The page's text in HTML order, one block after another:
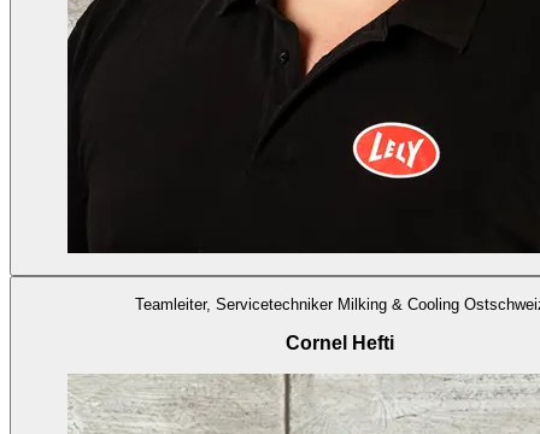
Teamleiter, Servicetechniker Milking & Cooling
Cornel Hefti